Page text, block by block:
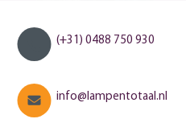
(+31) 0488 750 930
info@lampentotaal.nl